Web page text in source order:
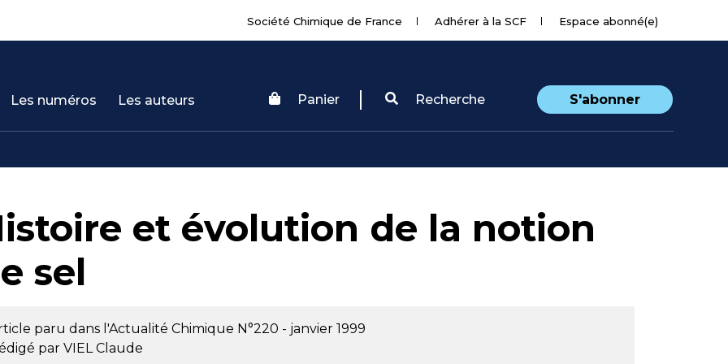
Société Chimique de France Adhérer à la SCF Espace abonné(e)
Les numéros Les auteurs Panier Recherche S'abonner
et évolution de la notion
sel
paru dans l'Actualité Chimique N°220 - janvier 1999
par VIEL Claude